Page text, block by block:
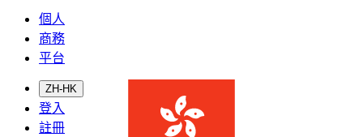
個人
商務
平台
ZH-HK
登入
註冊